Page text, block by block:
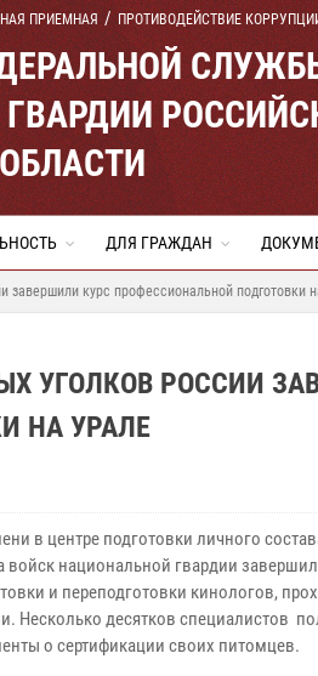
ПРИЕМНАЯ ПРОТИВОДЕЙСТВИЕ
ДЛЯ ГРАЖДАН
завершили курс профессиональной подготовки
УГОЛКОВ РОССИИ
НА УРАЛЕ
в центре подготовки личного
войск национальной гвардии
и переподготовки кинологов,
Несколько десятков специалистов
о сертификации своих питомцев.